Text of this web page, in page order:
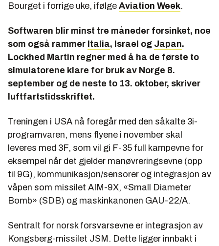
Bourget i forrige uke, ifølge Aviation Week.
Softwaren blir minst tre måneder forsinket, noe
som også rammer Italia, Israel og Japan.
Lockhed Martin regner med å ha de første to
simulatorene klare for bruk av Norge 8.
september og de neste to 13. oktober, skriver
luftfartstidsskriftet.
Treningen i USA nå foregår med den såkalte 3i-
programvaren, mens flyene i november skal
leveres med 3F, som vil gi F-35 full kampevne for
eksempel når det gjelder manøvreringsevne (opp
til 9G), kommunikasjon/sensorer og integrasjon av
våpen som missilet AIM-9X, «Small Diameter
Bomb» (SDB) og maskinkanonen GAU-22/A.
Sentralt for norsk forsvarsevne er integrasjon av
Kongsberg-missilet JSM. Dette ligger innbakt i